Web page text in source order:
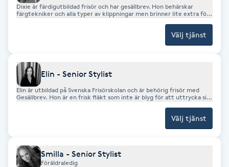
Fotsvamp
Fransar
Fransborttagning
Fransförlängning
Dixie är färdigutbildad frisör och har gesällbrev. Hon behärskar
färgtekniker och alla typer av klippningar men brinner lite extra för
Välj tjänst
Elin - Senior Stylist
Elin är utbildad på Svenska Frisörskolan och är behörig frisör med
Gesällbrev. Hon är en frisk fläkt som inte är blyg för att uttrycka sin
Välj tjänst
Smilla - Senior Stylist
Föräldraledig